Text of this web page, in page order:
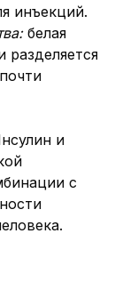
инъекций.
белая
разделяется
и
с